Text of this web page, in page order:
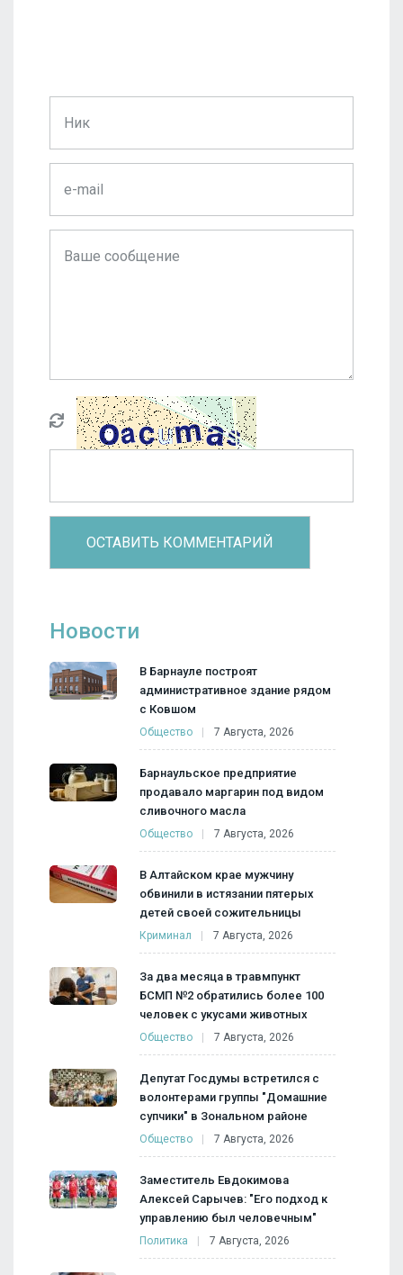
Новости
В Барнауле построят
административное здание рядом
с Ковшом
Общество 7 Августа, 2026
Барнаульское предприятие
продавало маргарин под видом
сливочного масла
Общество 7 Августа, 2026
В Алтайском крае мужчину
обвинили в истязании пятерых
детей своей сожительницы
Криминал 7 Августа, 2026
За два месяца в травмпункт
БСМП №2 обратились более 100
человек с укусами животных
Общество 7 Августа, 2026
Депутат Госдумы встретился с
волонтерами группы "Домашние
супчики" в Зональном районе
Общество 7 Августа, 2026
Заместитель Евдокимова
Алексей Сарычев: "Его подход к
управлению был человечным"
Политика 7 Августа, 2026